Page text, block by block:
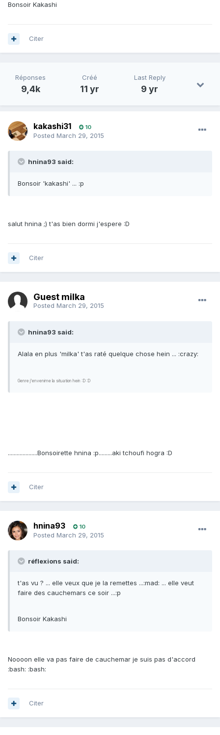
Bonsoir Kakashi
Citer
Réponses
9,4k
Créé
11 yr
Last Reply
9 yr
kakashi31 10
Posted March 29, 2015
hnina93 said:
Bonsoir 'kakashi' ... :p
salut hnina ;) t'as bien dormi j'espere :D
Citer
Guest milka
Posted March 29, 2015
hnina93 said:
Alala en plus 'milka' t'as raté quelque chose hein ... :crazy:
Genre j'envenime la situation hein :D :D
....................Bonsoirette hnina :p.........aki tchoufi hogra :D
Citer
hnina93 10
Posted March 29, 2015
réflexions said:
t'as vu ? ... elle veux que je la remettes ...:mad: ... elle veut
faire des cauchemars ce soir ...:p
Bonsoir Kakashi
Noooon elle va pas faire de cauchemar je suis pas d'accord
:bash: :bash:
Citer